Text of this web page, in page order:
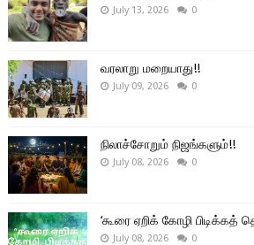
July 13, 2026 0
வரலாறு மறையாது!!
July 09, 2026 0
நிலாச்சோறும் நிஜங்களும்!!
July 08, 2026 0
‘கூரை ஏறிக் கோழி பிடிக்கத்
July 08, 2026 0